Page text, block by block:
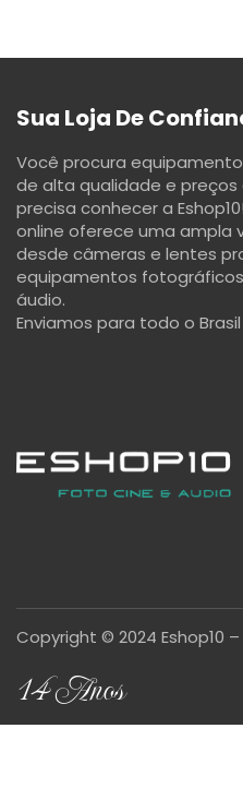
Sua Loja De
Você procura
de alta qualidade e preços
precisa conhecer a
online oferece uma ampla
desde câmeras e lentes
equipamentos
áudio.
Enviamos para todo o Brasil
Copyright © 2024 Eshop10
14 Anos